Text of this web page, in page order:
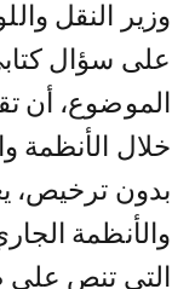
وزير النقل
على سؤال
الموضوع، أن
خلال الأنظمة
بدون ترخيص،
والأنظمة
التي تنص